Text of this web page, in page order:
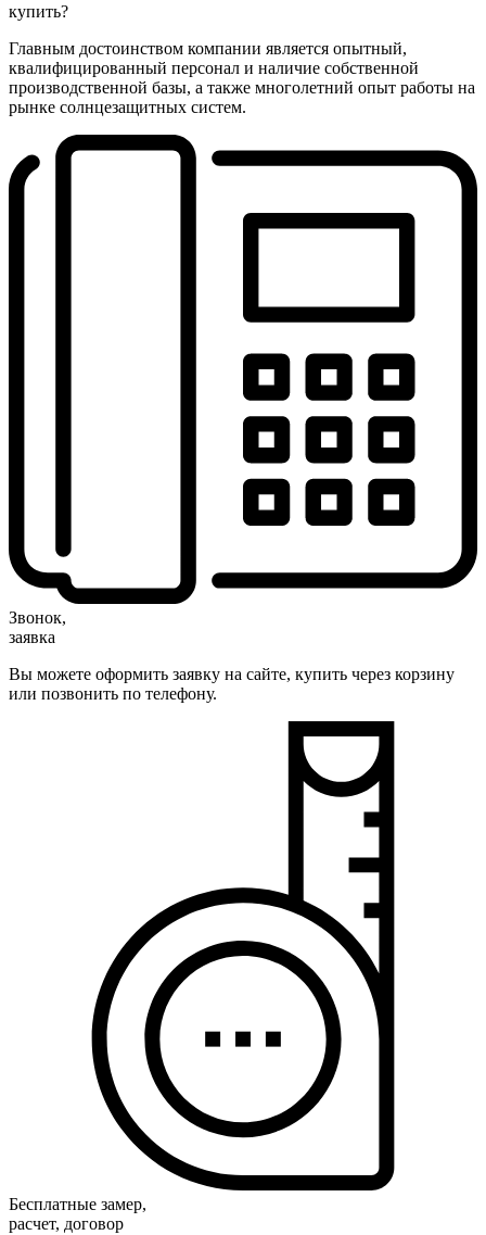
купить?
Главным достоинством компании является опытный,
квалифицированный персонал и наличие собственной
производственной базы, а также многолетний опыт работы на
рынке солнцезащитных систем.
Звонок,
заявка
Вы можете оформить заявку на сайте, купить через корзину
или позвонить по телефону.
Бесплатные замер,
расчет, договор